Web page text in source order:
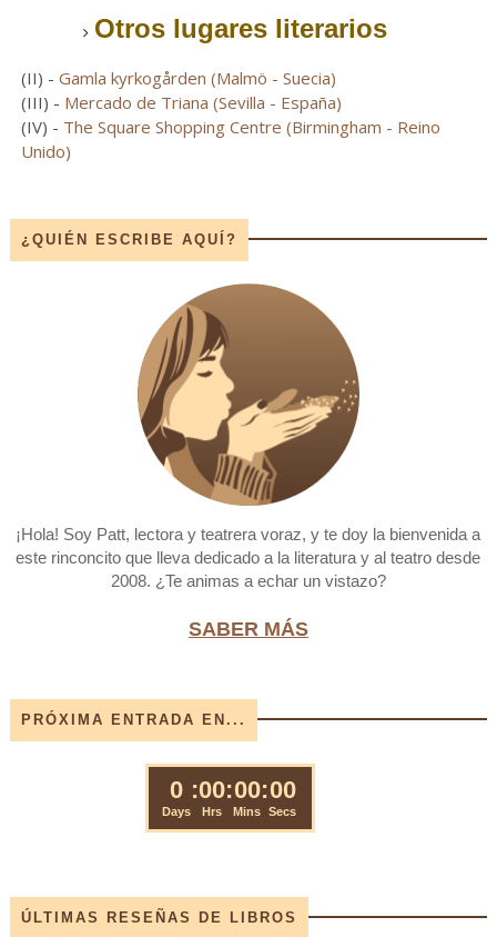
Otros lugares literarios
(II) - Gamla kyrkogården (Malmö - Suecia)
(III) - Mercado de Triana (Sevilla - España)
(IV) - The Square Shopping Centre (Birmingham - Reino
Unido)
¿QUIÉN ESCRIBE AQUÍ?
¡Hola! Soy Patt, lectora y teatrera voraz, y te doy la bienvenida a
este rinconcito que lleva dedicado a la literatura y al teatro desde
2008. ¿Te animas a echar un vistazo?
SABER MÁS
PRÓXIMA ENTRADA EN...
ÚLTIMAS RESEÑAS DE LIBROS